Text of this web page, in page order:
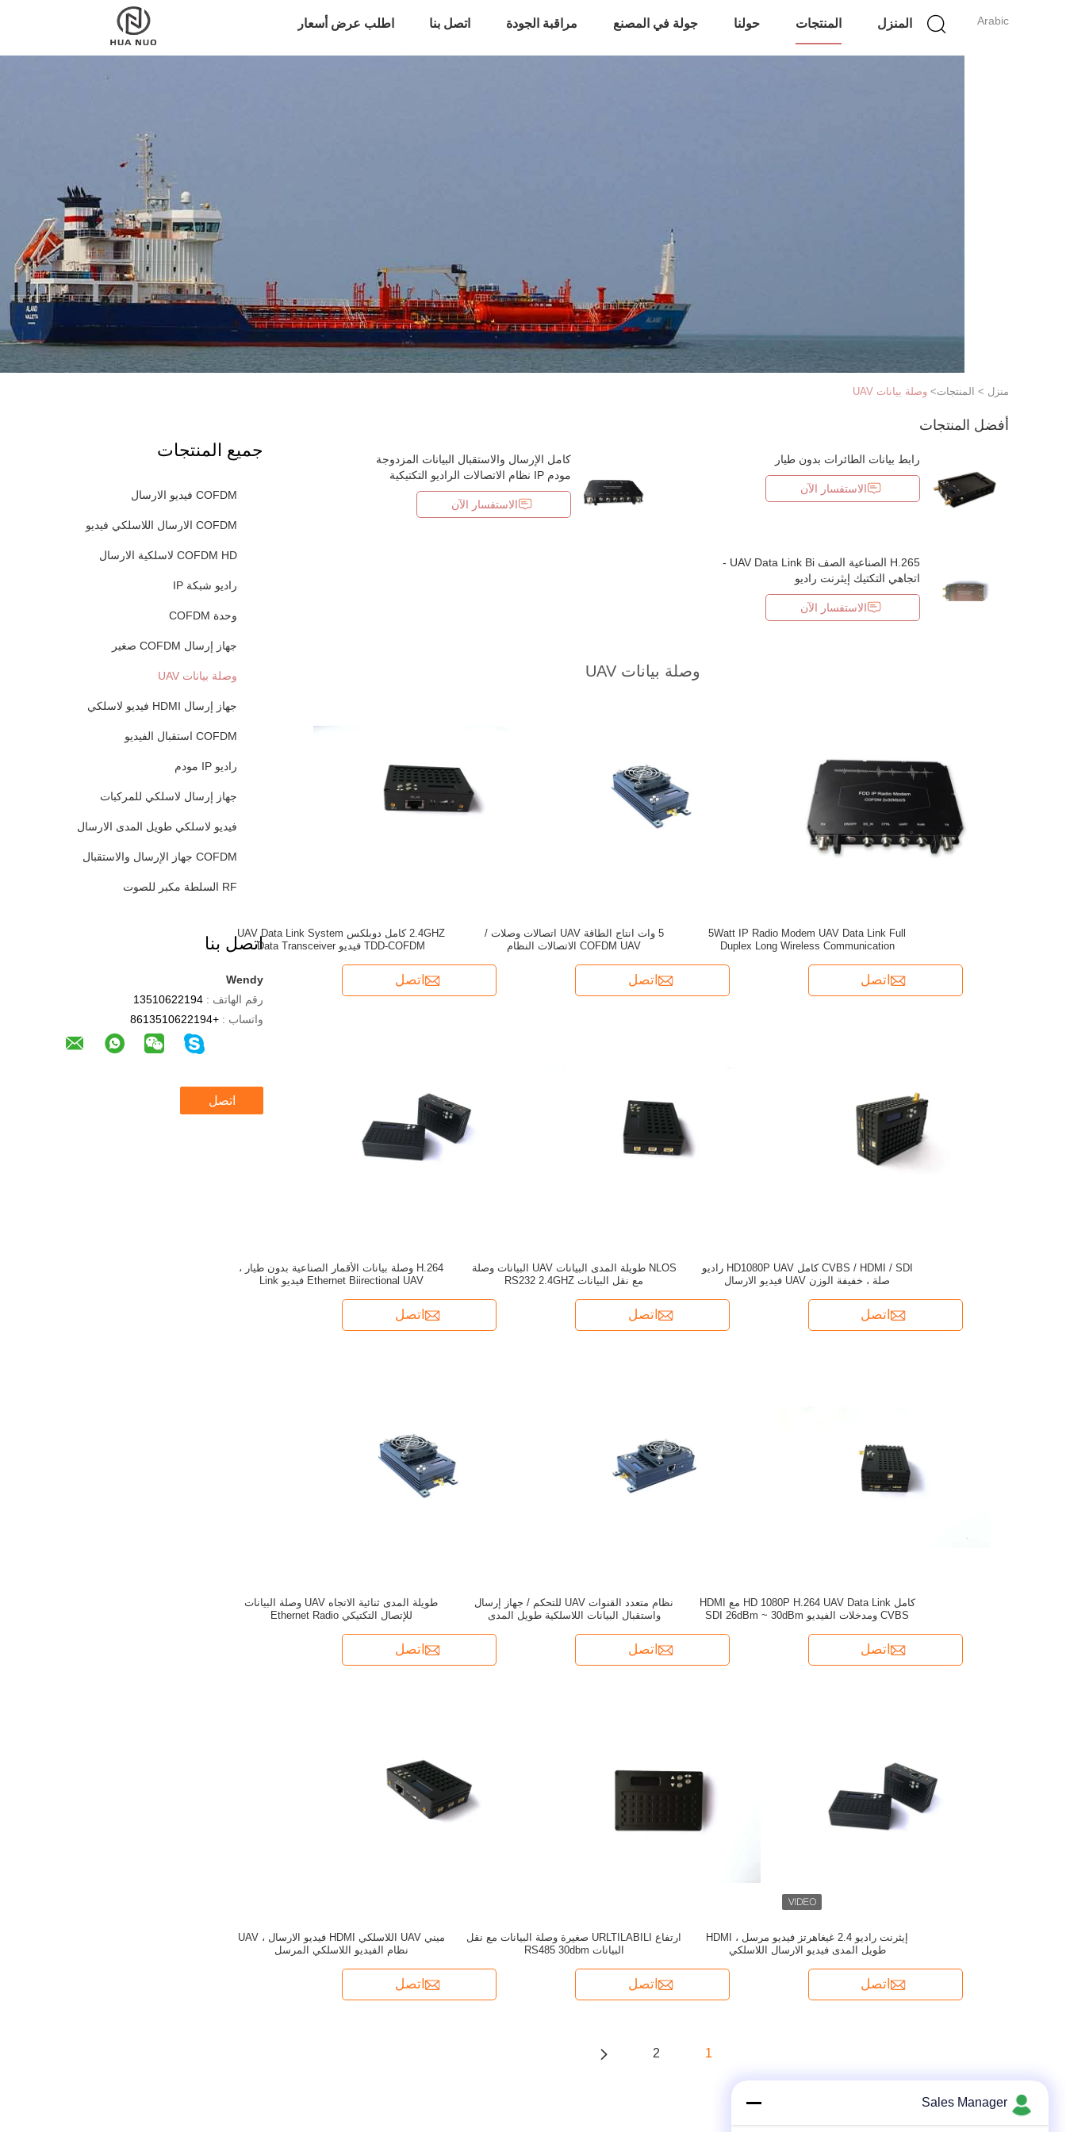
Arabic المنزل المنتجات حولنا جولة في المصنع مراقبة الجودة اتصل بنا اطلب عرض أسعار
منزل > المنتجات> وصلة بيانات UAV
جميع المنتجات
COFDM فيديو الارسال
COFDM الارسال اللاسلكي فيديو
COFDM HD لاسلكية الارسال
راديو شبكة IP
وحدة COFDM
جهاز إرسال COFDM صغير
وصلة بيانات UAV
جهاز إرسال HDMI فيديو لاسلكي
COFDM استقبال الفيديو
راديو IP مودم
جهاز إرسال لاسلكي للمركبات
فيديو لاسلكي طويل المدى الارسال
COFDM جهاز الإرسال والاستقبال
RF السلطة مكبر للصوت
اتصل بنا
Wendy
رقم الهاتف :
واتساب : +8613510622194
اتصل
أفضل المنتجات
رابط بيانات الطائرات بدون طيار
الاستفسار الآن
كامل الإرسال والاستقبال البيانات المزدوجة
مودم IP نظام الاتصالات الراديو التكتيكية
الاستفسار الآن
H.265 الصناعية الصف UAV Data Link Bi -
اتجاهي التكتيك إيثرنت راديو
الاستفسار الآن
وصلة بيانات UAV
2.4GHZ كامل دوبلكس UAV Data Link System
TDD-COFDM فيديو Data Transceiver
اتصل
5 وات انتاج الطاقة UAV اتصالات وصلات /
COFDM UAV الاتصالات النظام
اتصل
5Watt IP Radio Modem UAV Data Link Full
Duplex Long Wireless Communication
اتصل
H.264 وصلة بيانات الأقمار الصناعية بدون طيار ،
Ethernet Biirectional UAV فيديو Link
اتصل
NLOS طويلة المدى البيانات UAV البيانات وصلة
مع نقل البيانات RS232 2.4GHZ
اتصل
CVBS / HDMI / SDI كامل HD1080P UAV راديو
صلة ، خفيفة الوزن UAV فيديو الارسال
اتصل
طويلة المدى ثنائية الاتجاه UAV وصلة البيانات
للإتصال التكتيكي Ethernet Radio
اتصل
نظام متعدد القنوات UAV للتحكم / جهاز إرسال
واستقبال البيانات اللاسلكية طويل المدى
اتصل
كامل HD 1080P H.264 UAV Data Link مع HDMI
CVBS ومدخلات الفيديو SDI 26dBm ~ 30dBm
اتصل
ميني UAV اللاسلكي HDMI فيديو الارسال ، UAV
نظام الفيديو اللاسلكي المرسل
اتصل
ارتفاع URLTILABILI صغيرة وصلة البيانات مع نقل
البيانات RS485 30dbm
اتصل
إيثرنت راديو 2.4 غيغاهرتز فيديو مرسل ، HDMI
طويل المدى فيديو الارسال اللاسلكي
اتصل
1
2
Sales Manager